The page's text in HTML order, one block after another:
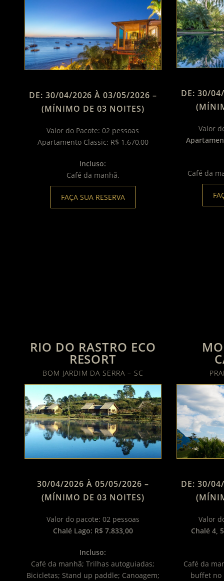
DE: 30/04/2026 À 03/05/2026 –
(MÍNIMO DE 03 NOITES)
Valor do Pacote: 02 pessoas
Apartamento Classic: R$ 1.670,00
Incluso:
Café da manhã.
FAÇA SUA RESERVA
DE: 30/
Valor
Café da
RIO DO RASTRO ECO
RESORT
BOM JARDIM DA SERRA – SC
30/04/2026 À 05/05/2026 –
(MÍNIMO DE 03 NOITES)
Valor do pacote: 02 pessoas
Chalé Lago: R$ 7.833,00
Incluso:
Café da manhã; Trilhas autoguiadas;
Bicicletas; Stand up paddle; Canoagem;
DE: 30/
Valor
Chalé 4,
Café da
buffet no